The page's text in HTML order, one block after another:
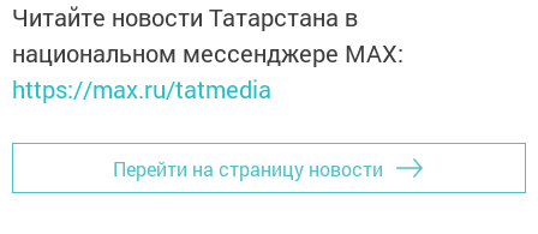
Читайте новости Татарстана в
национальном мессенджере MАХ:
https://max.ru/tatmedia
Перейти на страницу новости